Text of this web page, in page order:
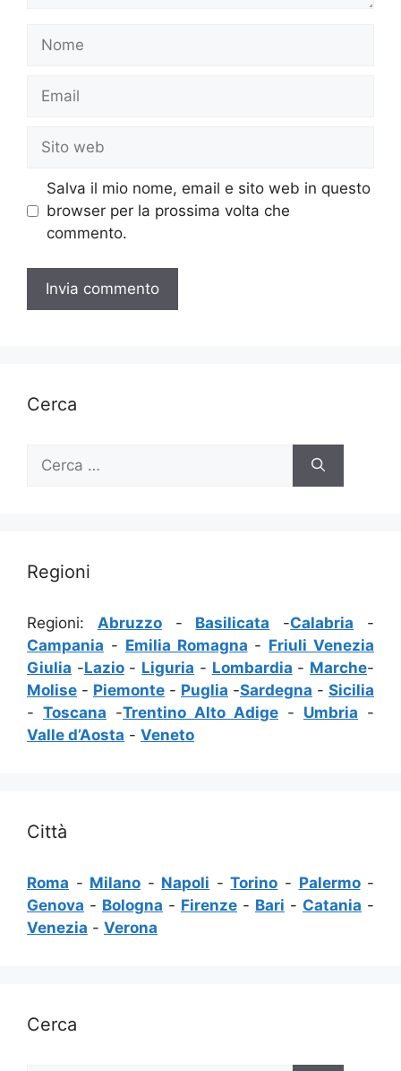
Nome
Email
Sito
web
Salva il mio nome, email e sito web in questo
browser per la prossima volta che
commento.
Cerca
per:
Regioni
Regioni: Abruzzo- Basilicata -Calabria -
Campania - Emilia Romagna - Friuli Venezia
Giulia -Lazio- Liguria - Lombardia - Marche-
Molise - Piemonte - Puglia -Sardegna - Sicilia
- Toscana -Trentino Alto Adige - Umbria -
Valle d’Aosta - Veneto
Città
Roma - Milano - Napoli -Torino - Palermo-
Genova - Bologna - Firenze - Bari - Catania -
Venezia - Verona
Cerca